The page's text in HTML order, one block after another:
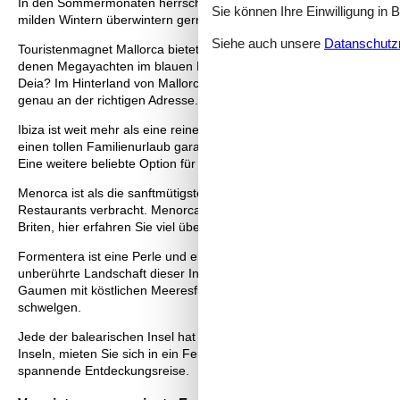
milden Wintern überwintern gerne deutsche Langzeiturlauber auf
Touristenmagnet Mallorca bietet Sonne, Meer und Sand, die
denen Megayachten im blauen Meer liegen, glänzt. Aber wussten
Deia? Im Hinterland von Mallorca finden sich urtümliche kleine
genau an der richtigen Adresse.
Ibiza ist weit mehr als eine reine Partymeile. Die Insel bietet auch
einen tollen Familienurlaub garantieren. Die Bucht von San
Eine weitere beliebte Option für einen Familienurlaub ist Santa
Menorca ist als die sanftmütigste Schwester Mallorcas bekannt
Restaurants verbracht. Menorca beeindruckt auch mit seiner
Briten, hier erfahren Sie viel über die Vergangenheit dieser
Formentera ist eine Perle und eine Freude für sich. Die Insel ist
unberührte Landschaft dieser Insel. Wandern Sie mit Ihren
Gaumen mit köstlichen Meeresfrüchten zu verwöhnen. Nehmen
schwelgen.
Jede der balearischen Insel hat einen ganz eigenen Charme und
Inseln, mieten Sie sich in ein Ferienhaus ein und genießen Sie im
spannende Entdeckungsreise.
Sie können Ihre Einwilligung in
Siehe auch unsere